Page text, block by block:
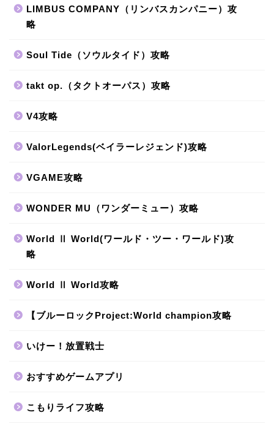
LIMBUS COMPANY（リンバスカンパニー）攻
略
Soul Tide（ソウルタイド）攻略
takt op.（タクトオーパス）攻略
V4攻略
ValorLegends(ベイラーレジェンド)攻略
VGAME攻略
WONDER MU（ワンダーミュー）攻略
World Ⅱ World(ワールド・ツー・ワールド)攻
略
World Ⅱ World攻略
【ブルーロックProject:World champion攻略
いけー！放置戦士
おすすめゲームアプリ
こもりライフ攻略